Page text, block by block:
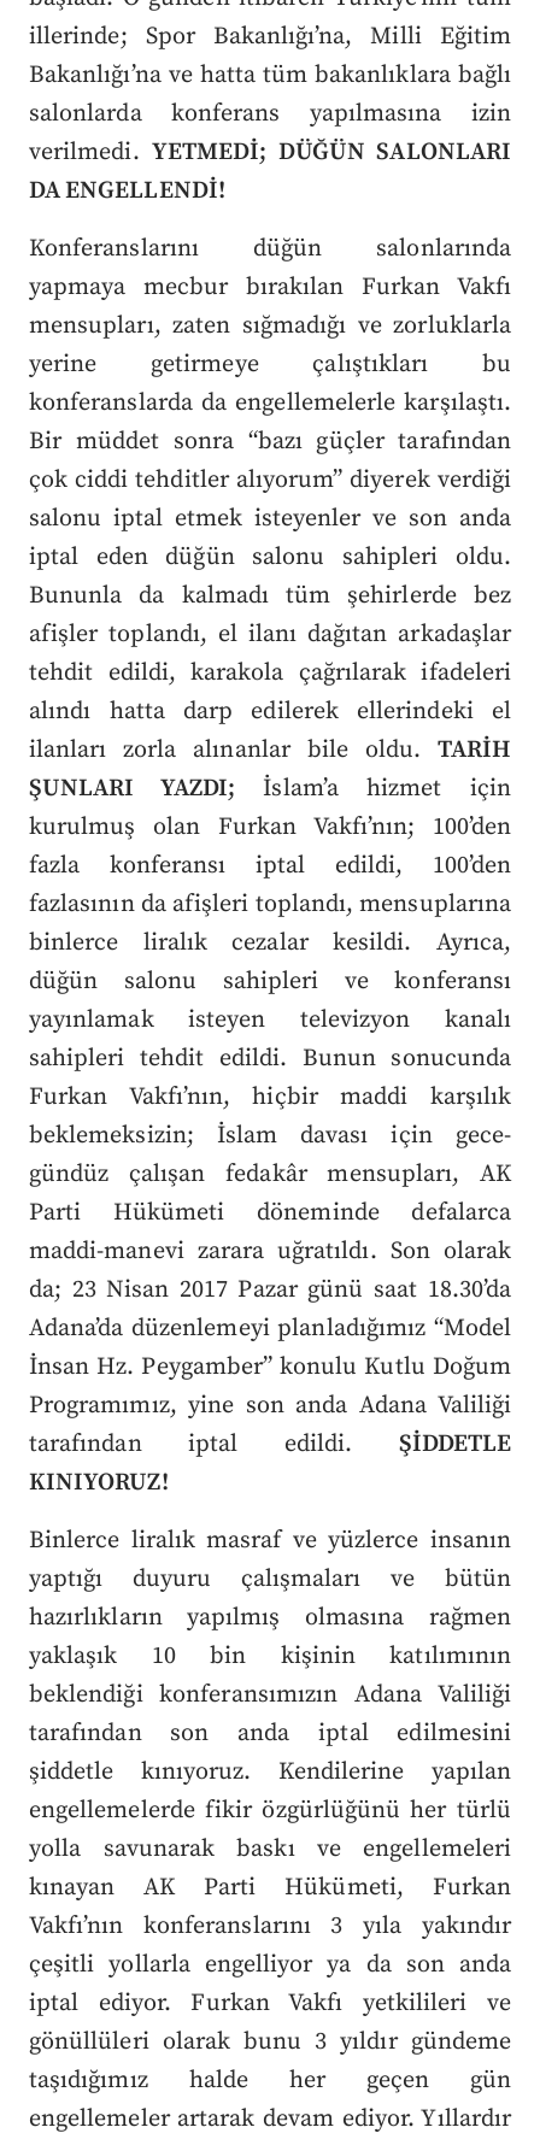
illerinde; Spor Bakanlığı’na, Milli Eğitim
Bakanlığı’na ve hatta tüm bakanlıklara bağlı
salonlarda konferans yapılmasına izin
verilmedi. YETMEDİ; DÜĞÜN SALONLARI
DA ENGELLENDİ!
Konferanslarını düğün salonlarında
yapmaya mecbur bırakılan Furkan Vakfı
mensupları, zaten sığmadığı ve zorluklarla
yerine getirmeye çalıştıkları bu
konferanslarda da engellemelerle karşılaştı.
Bir müddet sonra “bazı güçler tarafından
çok ciddi tehditler alıyorum” diyerek verdiği
salonu iptal etmek isteyenler ve son anda
iptal eden düğün salonu sahipleri oldu.
Bununla da kalmadı tüm şehirlerde bez
afişler toplandı, el ilanı dağıtan arkadaşlar
tehdit edildi, karakola çağrılarak ifadeleri
alındı hatta darp edilerek ellerindeki el
ilanları zorla alınanlar bile oldu. TARİH
ŞUNLARI YAZDI; İslam’a hizmet için
kurulmuş olan Furkan Vakfı’nın; 100’den
fazla konferansı iptal edildi, 100’den
fazlasının da afişleri toplandı, mensuplarına
binlerce liralık cezalar kesildi. Ayrıca,
düğün salonu sahipleri ve konferansı
yayınlamak isteyen televizyon kanalı
sahipleri tehdit edildi. Bunun sonucunda
Furkan Vakfı’nın, hiçbir maddi karşılık
beklemeksizin; İslam davası için gece-
gündüz çalışan fedakâr mensupları, AK
Parti Hükümeti döneminde defalarca
maddi-manevi zarara uğratıldı. Son olarak
da; 23 Nisan 2017 Pazar günü saat 18.30’da
Adana’da düzenlemeyi planladığımız “Model
İnsan Hz. Peygamber” konulu Kutlu Doğum
Programımız, yine son anda Adana Valiliği
tarafından iptal edildi. ŞİDDETLE
KINIYORUZ!
Binlerce liralık masraf ve yüzlerce insanın
yaptığı duyuru çalışmaları ve bütün
hazırlıkların yapılmış olmasına rağmen
yaklaşık 10 bin kişinin katılımının
beklendiği konferansımızın Adana Valiliği
tarafından son anda iptal edilmesini
şiddetle kınıyoruz. Kendilerine yapılan
engellemelerde fikir özgürlüğünü her türlü
yolla savunarak baskı ve engellemeleri
kınayan AK Parti Hükümeti, Furkan
Vakfı’nın konferanslarını 3 yıla yakındır
çeşitli yollarla engelliyor ya da son anda
iptal ediyor. Furkan Vakfı yetkilileri ve
gönüllüleri olarak bunu 3 yıldır gündeme
taşıdığımız halde her geçen gün
engellemeler artarak devam ediyor. Yıllardır